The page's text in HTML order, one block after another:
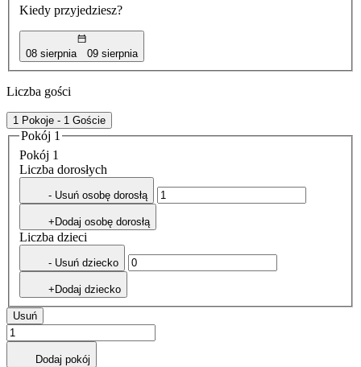
Kiedy przyjedziesz?
08 sierpnia 09 sierpnia
Liczba gości
1 Pokoje - 1 Goście
Pokój 1
Pokój 1
Liczba dorosłych
- Usuń osobę dorosłą
+Dodaj osobę dorosłą
Liczba dzieci
- Usuń dziecko
+Dodaj dziecko
Usuń
Dodaj pokój